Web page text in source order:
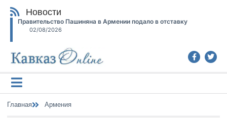
Новости
Правительство Пашиняна в Армении подало в отставку
02/08/2026
Главная Армения